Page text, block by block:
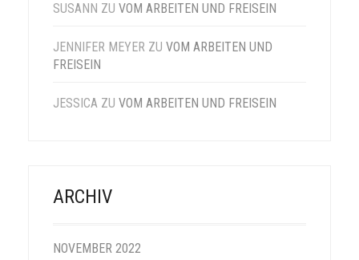
SUSANN ZU VOM ARBEITEN UND FREISEIN
JENNIFER MEYER ZU VOM ARBEITEN UND
FREISEIN
JESSICA ZU VOM ARBEITEN UND FREISEIN
ARCHIV
NOVEMBER 2022